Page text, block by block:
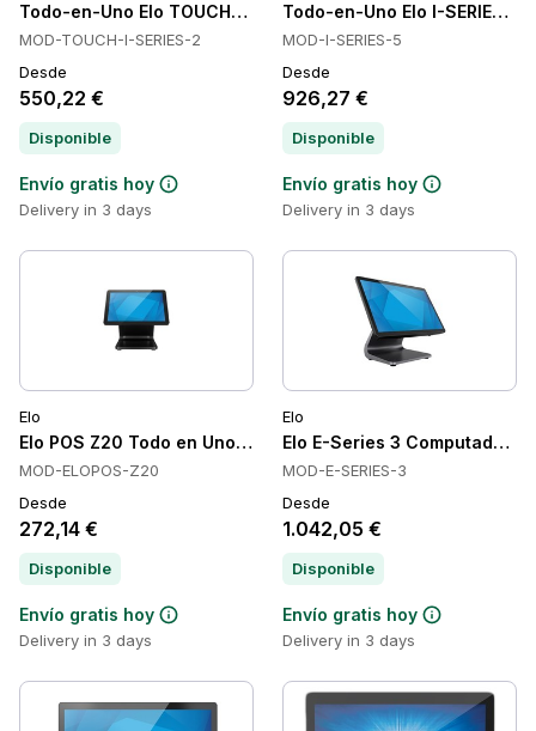
Todo-en-Uno Elo TOUCH-I-SERIES-2
MOD-TOUCH-I-SERIES-2
Desde
550,22 €
Disponible
Envío gratis hoy
Delivery in 3 days
Todo-en-Uno Elo I-SERIES-5
MOD-I-SERIES-5
Desde
926,27 €
Disponible
Envío gratis hoy
Delivery in 3 days
Elo
Elo POS Z20 Todo en Uno, montaje VESA, Ethernet Gigabit
MOD-ELOPOS-Z20
Desde
272,14 €
Disponible
Envío gratis hoy
Delivery in 3 days
Elo
Elo E-Series 3 Computadora
MOD-E-SERIES-3
Desde
1.042,05 €
Disponible
Envío gratis hoy
Delivery in 3 days